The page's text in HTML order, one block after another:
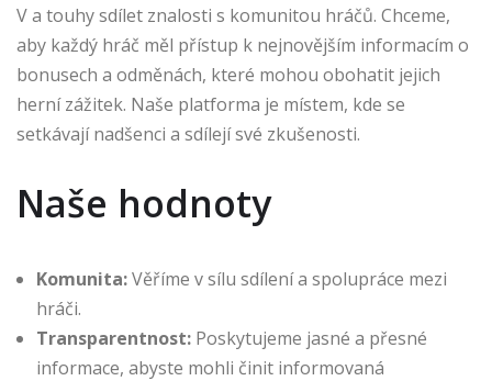
V a touhy sdílet znalosti s komunitou hráčů. Chceme,
aby každý hráč měl přístup k nejnovějším informacím o
bonusech a odměnách, které mohou obohatit jejich
herní zážitek. Naše platforma je místem, kde se
setkávají nadšenci a sdílejí své zkušenosti.
Naše hodnoty
Komunita:Věříme v sílu sdílení a spolupráce mezi
hráči.
Transparentnost: Poskytujeme jasné a přesné
informace, abyste mohli činit informovaná